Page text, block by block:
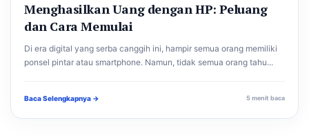
Menghasilkan Uang dengan HP: Peluang
dan Cara Memulai
Di era digital yang serba canggih ini, hampir semua orang memiliki
ponsel pintar atau smartphone. Namun, tidak semua orang tahu...
Baca Selengkapnya → 5 menit baca